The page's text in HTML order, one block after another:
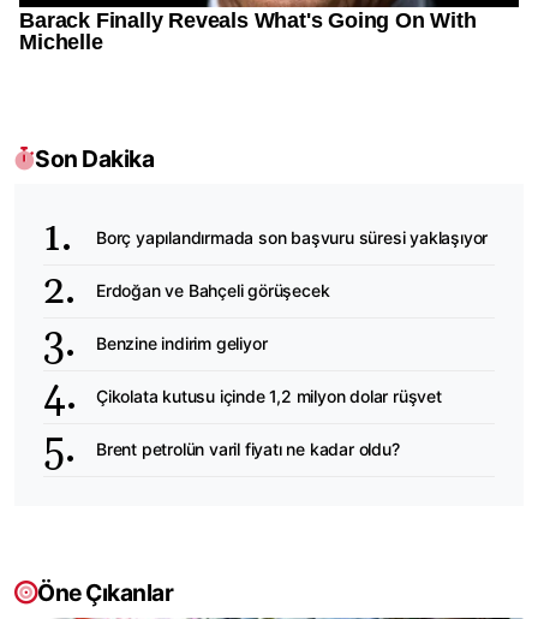
Son Dakika
Borç yapılandırmada son başvuru süresi yaklaşıyor
Erdoğan ve Bahçeli görüşecek
Benzine indirim geliyor
Çikolata kutusu içinde 1,2 milyon dolar rüşvet
Brent petrolün varil fiyatı ne kadar oldu?
Öne Çıkanlar